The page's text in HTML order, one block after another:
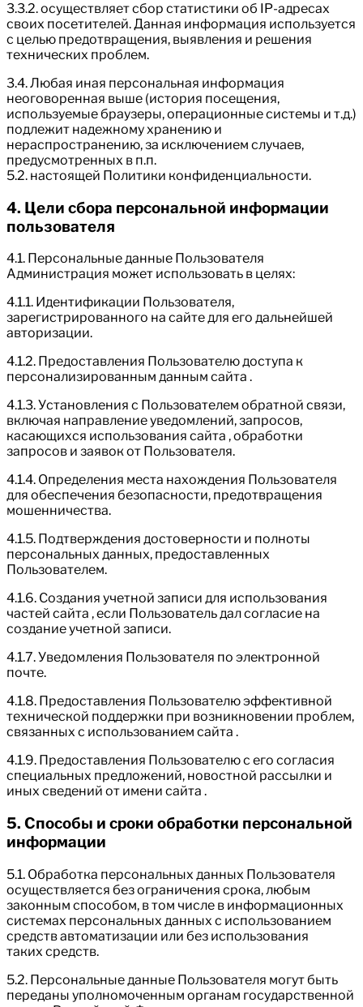
3.3.2. осуществляет сбор статистики об IP-адресах
своих посетителей. Данная информация используется
с целью предотвращения, выявления и решения
технических проблем.
3.4. Любая иная персональная информация
неоговоренная выше (история посещения,
используемые браузеры, операционные системы и т.д.)
подлежит надежному хранению и
нераспространению, за исключением случаев,
предусмотренных в п.п.
5.2. настоящей Политики конфиденциальности.
4. Цели сбора персональной информации
пользователя
4.1. Персональные данные Пользователя
Администрация может использовать в целях:
4.1.1. Идентификации Пользователя,
зарегистрированного на сайте для его дальнейшей
авторизации.
4.1.2. Предоставления Пользователю доступа к
персонализированным данным сайта .
4.1.3. Установления с Пользователем обратной связи,
включая направление уведомлений, запросов,
касающихся использования сайта , обработки
запросов и заявок от Пользователя.
4.1.4. Определения места нахождения Пользователя
для обеспечения безопасности, предотвращения
мошенничества.
4.1.5. Подтверждения достоверности и полноты
персональных данных, предоставленных
Пользователем.
4.1.6. Создания учетной записи для использования
частей сайта , если Пользователь дал согласие на
создание учетной записи.
4.1.7. Уведомления Пользователя по электронной
почте.
4.1.8. Предоставления Пользователю эффективной
технической поддержки при возникновении проблем,
связанных с использованием сайта .
4.1.9. Предоставления Пользователю с его согласия
специальных предложений, новостной рассылки и
иных сведений от имени сайта .
5. Способы и сроки обработки персональной
информации
5.1. Обработка персональных данных Пользователя
осуществляется без ограничения срока, любым
законным способом, в том числе в информационных
системах персональных данных с использованием
средств автоматизации или без использования
таких средств.
5.2. Персональные данные Пользователя могут быть
переданы уполномоченным органам государственной